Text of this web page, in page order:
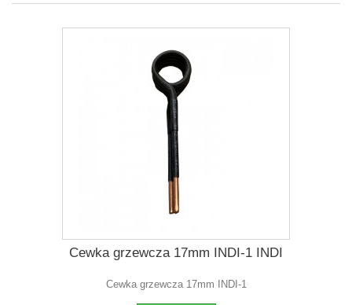
Cewka grzewcza 17mm INDI-1 INDI
Cewka grzewcza 17mm INDI-1